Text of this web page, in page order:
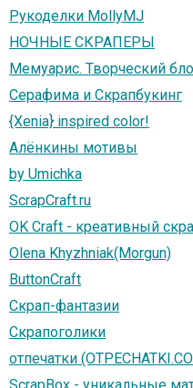
Рукоделки MollyMJ
НОЧНЫЕ СКРАПЕРЫ
Мемуарис. Творческий
Серафима и Скрапбукинг
{Xenia} inspired color!
Алёнкины мотивы
by Umichka
ScrapCraft.ru
OK Craft - креативный
Olena Khyzhniak(Morgun)
ButtonCraft
Скрап-фантазии
Скрапоголики
отпечатки